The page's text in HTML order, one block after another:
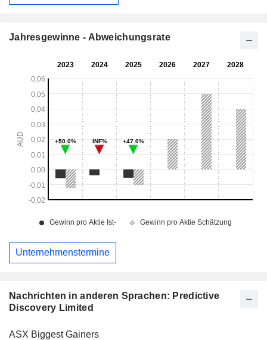
Nachrichten in anderen Sprachen: Predictive
Discovery Limited
ASX Biggest Gainers
Jahresgewinne - Abweichungsrate
Unternehmenstermine